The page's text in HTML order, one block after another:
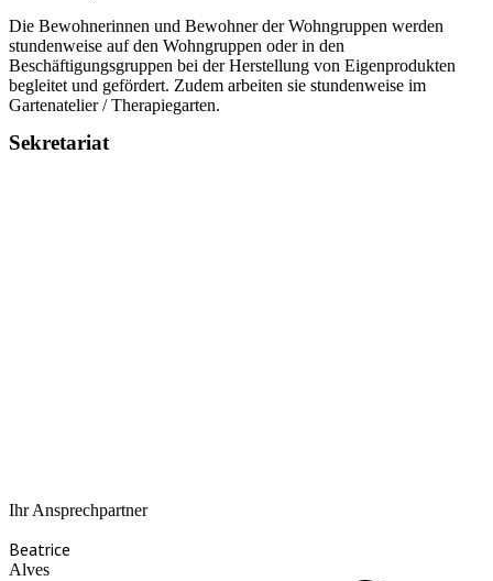
Die Bewohnerinnen und Bewohner der Wohngruppen werden
stundenweise auf den Wohngruppen oder in den
Beschäftigungsgruppen bei der Herstellung von Eigenprodukten
begleitet und gefördert. Zudem arbeiten sie stundenweise im
Gartenatelier / Therapiegarten.
Sekretariat
Ihr Ansprechpartner
Beatrice
Alves